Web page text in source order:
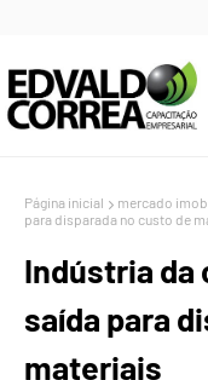
Página inicial mercado
para disparada no custo de
Indústria da
saída para
materiais